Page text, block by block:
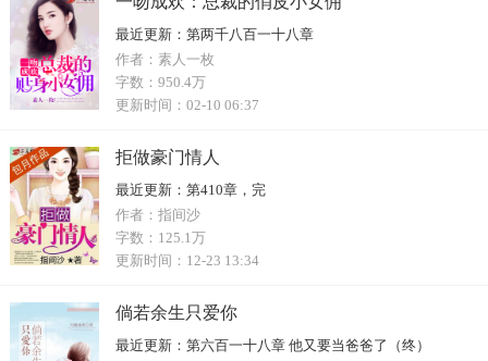
最近更新： 第两千八百一十八章
作者： 素人一枚
字数： 950.4万
更新时间： 02-10 06:37
拒做豪门情人
最近更新： 第410章，完
作者： 指间沙
字数： 125.1万
更新时间： 12-23 13:34
倘若余生只爱你
最近更新： 第六百一十八章 他又要当爸爸了（终）